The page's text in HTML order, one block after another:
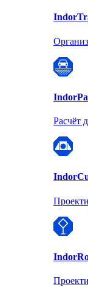
Indor
Indor
Расчёт
Indor
Indor